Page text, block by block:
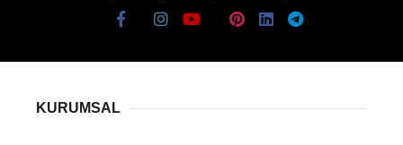
KURUMSAL